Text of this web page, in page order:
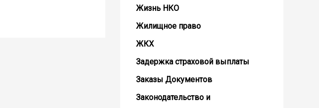
Жизнь НКО
Жилищное право
ЖКХ
Задержка страховой выплаты
Заказы Документов
Законодательство и